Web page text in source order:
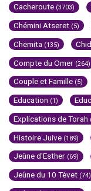
Cacheroute (3703)
Chémini Atseret (5)
Chemita (135)
Compte du Omer (264)
Couple et Famille (5)
Education (1)
Explications de Torah
Histoire Juive (189)
Jeûne d'Esther (69)
Jeûne du 10 Tévet (74)